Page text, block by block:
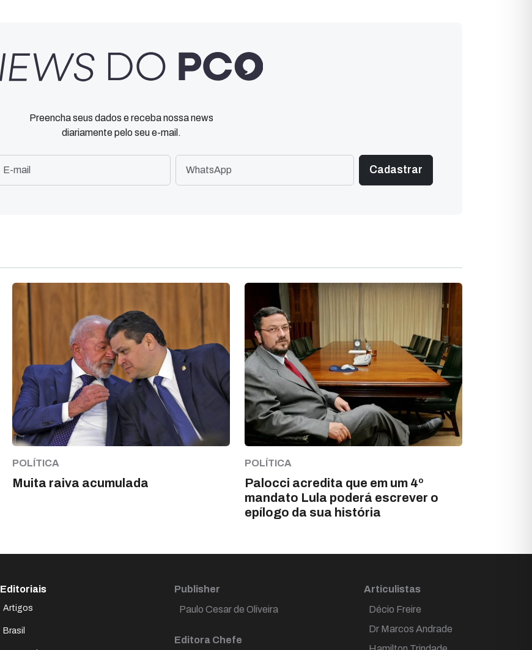
Preencha seus dados e receba nossa news
diariamente pelo seu e-mail.
POLÍTICA
Muita raiva acumulada
POLÍTICA
Palocci acredita que em um 4º
mandato Lula poderá escrever o
epílogo da sua história
Editoriais
Artigos
Brasil
Publisher
Paulo Cesar de Oliveira
Editora Chefe
Articulistas
Décio Freire
Dr Marcos Andrade